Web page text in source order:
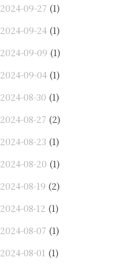
2024-09-27 (1)
2024-09-24 (1)
2024-09-09 (1)
2024-09-04 (1)
2024-08-30 (1)
2024-08-27 (2)
2024-08-23 (1)
2024-08-20 (1)
2024-08-19 (2)
2024-08-12 (1)
2024-08-07 (1)
2024-08-01 (1)